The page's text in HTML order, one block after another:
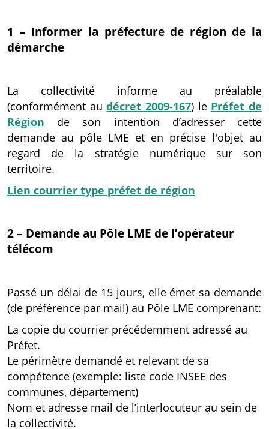
1 – Informer la préfecture de région de la
démarche
La collectivité informe au préalable
(conformément audécret 2009-167) le Préfet de
Région de son intention d’adresser cette
demande au pôle LME et en précise l'objet au
regard de la stratégie numérique sur son
territoire.
Lien courrier type préfet de région
2 – Demande au Pôle LME de l’opérateur
télécom
Passé un délai de 15 jours, elle émet sa demande
(de préférence par mail) au Pôle LME comprenant:
La copie du courrier précédemment adressé au
Préfet.
Le périmètre demandé et relevant de sa
compétence (exemple: liste code INSEE des
communes, département)
Nom et adresse mail de l’interlocuteur au sein de
la collectivité.